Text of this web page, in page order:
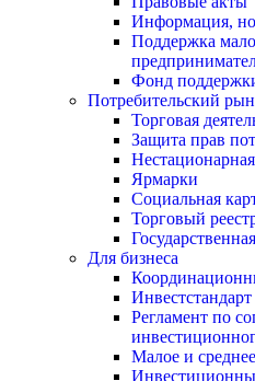
Информация,
Поддержка
Фонд
Потребительский
Торговая
Защита прав
Ярмарки
Социальная
Торговый
Для бизнеса
Инвестстандарт
Регламент по
Малое и